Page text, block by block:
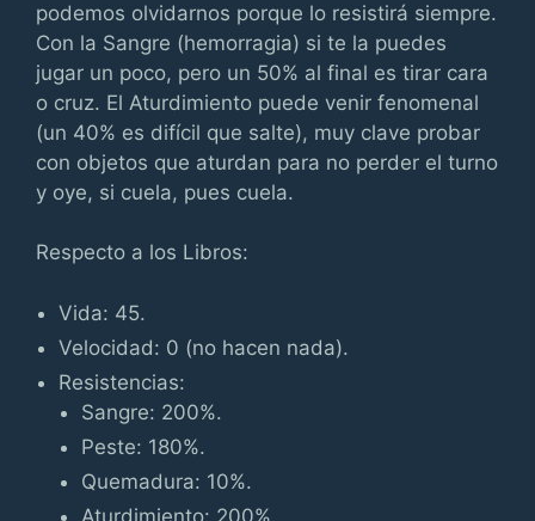
podemos olvidarnos porque lo resistirá siempre.
Con la Sangre (hemorragia) si te la puedes
jugar un poco, pero un 50% al final es tirar cara
o cruz. El Aturdimiento puede venir fenomenal
(un 40% es difícil que salte), muy clave probar
con objetos que aturdan para no perder el turno
y oye, si cuela, pues cuela.
Respecto a los Libros:
Vida: 45.
Velocidad: 0 (no hacen nada).
Resistencias:
Sangre: 200%.
Peste: 180%.
Quemadura: 10%.
Aturdimiento: 200%.